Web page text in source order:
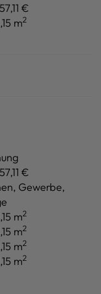
€
m2
€
Gewerbe
m2
m2
m2
m2